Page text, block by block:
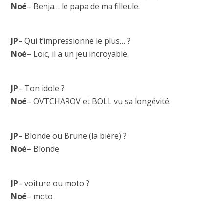
Noé– Benja… le papa de ma filleule.
JP– Qui t’impressionne le plus… ?
Noé– Loïc, il a un jeu incroyable.
JP– Ton idole ?
Noé– OVTCHAROV et BOLL vu sa longévité.
JP– Blonde ou Brune (la bière) ?
Noé– Blonde
JP– voiture ou moto ?
Noé– moto